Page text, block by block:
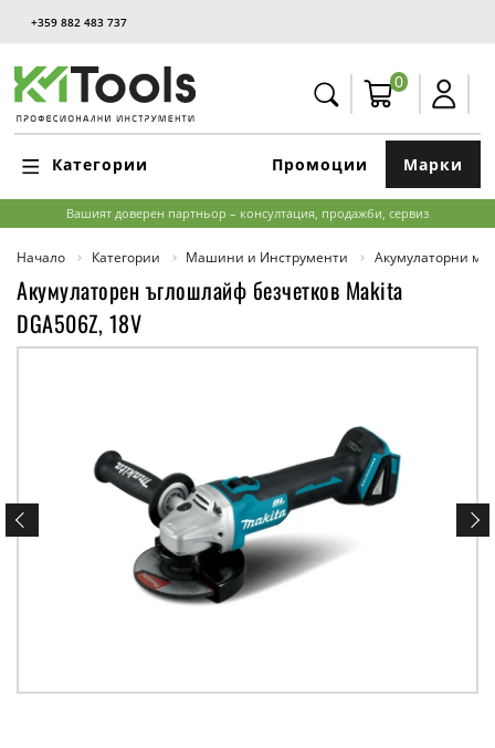
+359 882 483 737
0
Категории Марки
Промоции
Вашият доверен партньор – консултация, продажби, сервиз
Начало Категории Машини и Инструменти Акумулаторни
Акумулаторен ъглошлайф безчетков Makita
DGA506Z, 18V